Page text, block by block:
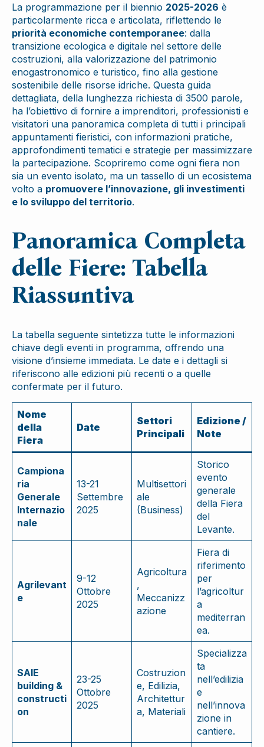
La programmazione per il biennio 2025-2026 è
particolarmente ricca e articolata, riflettendo le
priorità economiche contemporanee: dalla
transizione ecologica e digitale nel settore delle
costruzioni, alla valorizzazione del patrimonio
enogastronomico e turistico, fino alla gestione
sostenibile delle risorse idriche. Questa guida
dettagliata, della lunghezza richiesta di 3500 parole,
ha l’obiettivo di fornire a imprenditori, professionisti e
visitatori una panoramica completa di tutti i principali
appuntamenti fieristici, con informazioni pratiche,
approfondimenti tematici e strategie per massimizzare
la partecipazione. Scopriremo come ogni fiera non
sia un evento isolato, ma un tassello di un ecosistema
volto a promuovere l’innovazione, gli investimenti
e lo sviluppo del territorio.
Panoramica Completa
delle Fiere: Tabella
Riassuntiva
La tabella seguente sintetizza tutte le informazioni
chiave degli eventi in programma, offrendo una
visione d’insieme immediata. Le date e i dettagli si
riferiscono alle edizioni più recenti o a quelle
confermate per il futuro.
Nome
della
Fiera
Date
Settori
Principali
Edizione /
Note
Campiona
ria
Generale
Internazio
nale
13-21
Settembre
2025
Multisettori
ale
(Business)
Storico
evento
generale
della Fiera
del
Levante.
Agrilevant
e
9-12
Ottobre
2025
Agricoltura
,
Meccanizz
azione
Fiera di
riferimento
per
l’agricoltur
a
mediterran
ea.
SAIE
building &
constructi
on
23-25
Ottobre
2025
Costruzion
e, Edilizia,
Architettur
a, Materiali
Specializza
ta
nell’edilizia
e
nell’innova
zione in
cantiere.